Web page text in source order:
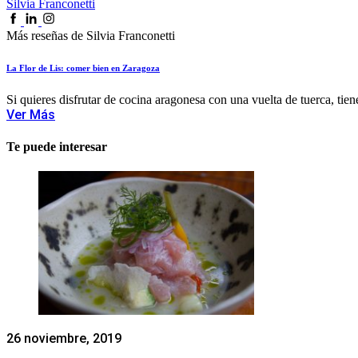
Silvia Franconetti
Más reseñas de Silvia Franconetti
La Flor de Lis: comer bien en Zaragoza
Si quieres disfrutar de cocina aragonesa con una vuelta de tuerca,
Ver Más
Te puede interesar
26 noviembre, 2019